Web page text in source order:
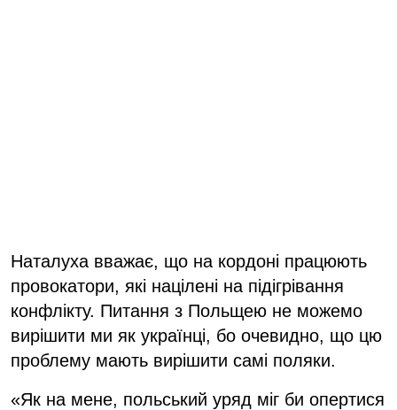
Наталуха вважає, що на кордоні працюють
провокатори, які націлені на підігрівання
конфлікту. Питання з Польщею не можемо
вирішити ми як українці, бо очевидно, що цю
проблему мають вирішити самі поляки.
«Як на мене, польський уряд міг би опертися